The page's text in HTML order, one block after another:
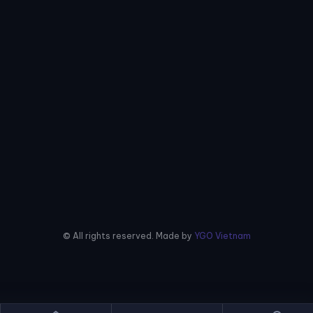
© All rights reserved. Made by YGO Vietnam